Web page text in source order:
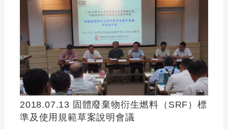
2018.07.13 固體廢棄物衍生燃料（SRF）標
準及使用規範草案說明會議